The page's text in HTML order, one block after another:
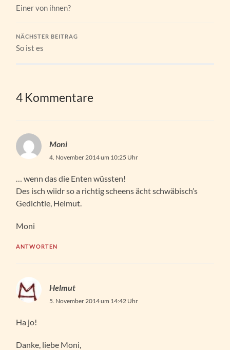
Einer von ihnen?
NÄCHSTER BEITRAG
So ist es
4 Kommentare
Moni
4. November 2014 um 10:25 Uhr
… wenn das die Enten wüssten!
Des isch wiidr so a richtig scheens ächt schwäbisch’s
Gedichtle, Helmut.
Moni
ANTWORTEN
Helmut
5. November 2014 um 14:42 Uhr
Ha jo!
Danke, liebe Moni,